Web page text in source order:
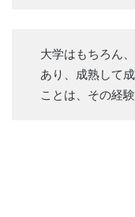
大学はもちろん
あり、成熟して
ことは、その経